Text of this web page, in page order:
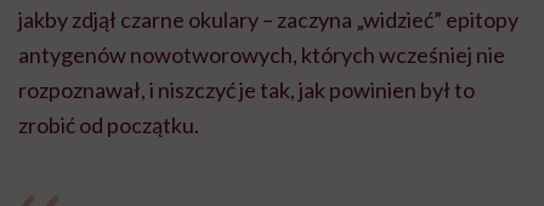
jakby zdjął czarne okulary – zaczyna „widzieć” epitopy
antygenów nowotworowych, których wcześniej nie
rozpoznawał, i niszczyć je tak, jak powinien był to
zrobić od początku.